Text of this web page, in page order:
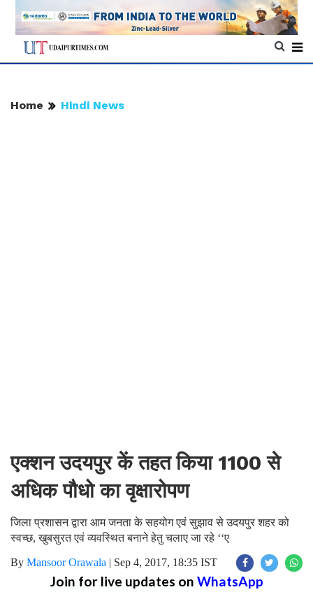
Home Hindi News
एक्शन उदयपुर कें तहत किया 1100 से
अधिक पौधो का वृक्षारोपण
जिला प्रशासन द्वारा आम जनता के सहयोग एवं सुझाव से उदयपुर शहर को
स्वच्छ, खुबसुरत एवं व्यवस्थित बनाने हेतु चलाए जा रहे ‘‘ए
By Mansoor Orawala | Sep 4, 2017, 18:35 IST
Join for live updates on WhatsApp